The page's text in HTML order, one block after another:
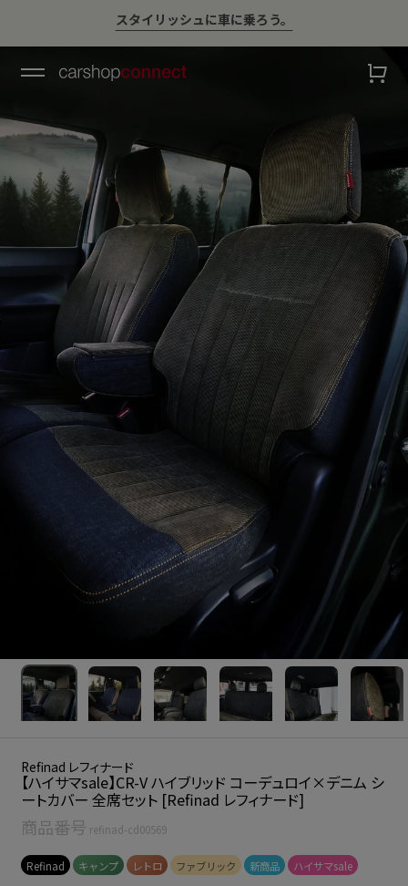
💛ハイサマーsale💛
Refinad レフィナード
【ハイサマsale】CR-V ハイブリッド コーデュロイ×デニム シ
ートカバー 全席セット [Refinad レフィナード]
商品番号 refinad-cd00569
Refinad キャンプ レトロ ファブリック 新商品 ハイサマsale